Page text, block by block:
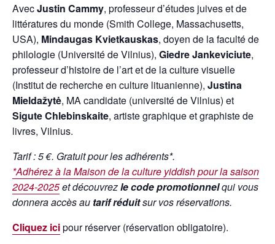
AvecJustin Cammy, professeur d’études juives et de
littératures du monde (Smith College, Massachusetts,
USA), Mindaugas Kvietkauskas, doyen de la faculté de
philologie (Université de Vilnius), Giedre Jankeviciute,
professeur d’histoire de l’art et de la culture visuelle
(Institut de recherche en culture lituanienne), Justina
Mieldažytė, MA candidate (université de Vilnius) et
Sigute Chlebinskaite, artiste graphique et graphiste de
livres, Vilnius.
Tarif : 5 €. Gratuit pour les adhérents*.
*Adhérez à la Maison de la culture yiddish pour la saison
2024-2025et découvrezle code promotionnelqui vous
donnera accès au tarif réduitsur vos réservations.
Cliquez icipour réserver (réservation obligatoire).